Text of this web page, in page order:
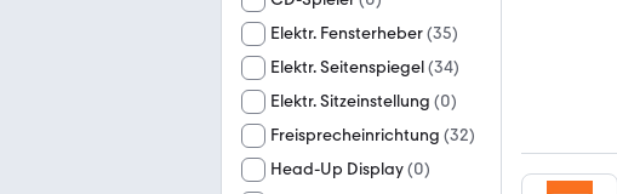
Elektr. Fensterheber(35)
Elektr. Seitenspiegel(34)
Elektr. Sitzeinstellung (0)
Freisprecheinrichtung (32)
Head-Up Display(0)